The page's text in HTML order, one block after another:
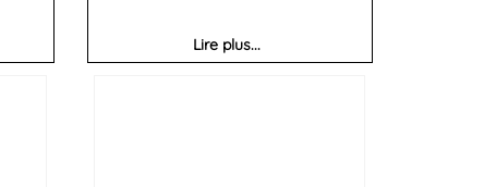
Lire plus...